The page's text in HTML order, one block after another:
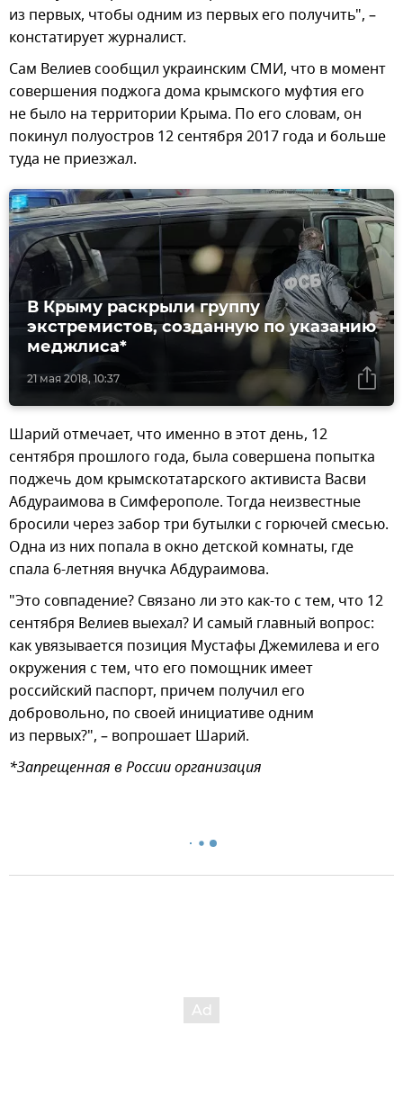
из первых, чтобы одним из первых его получить", –
констатирует журналист.
Сам Велиев сообщил украинским СМИ, что в момент
совершения поджога дома крымского муфтия его
не было на территории Крыма. По его словам, он
покинул полуостров 12 сентября 2017 года и больше
туда не приезжал.
21 мая 2018, 10:37
В Крыму раскрыли группу
экстремистов, созданную по указанию
меджлиса*
Шарий отмечает, что именно в этот день, 12
сентября прошлого года, была совершена попытка
поджечь дом крымскотатарского активиста Васви
Абдураимова в Симферополе. Тогда неизвестные
бросили через забор три бутылки с горючей смесью.
Одна из них попала в окно детской комнаты, где
спала 6-летняя внучка Абдураимова.
"Это совпадение? Связано ли это как-то с тем, что 12
сентября Велиев выехал? И самый главный вопрос:
как увязывается позиция Мустафы Джемилева и его
окружения с тем, что его помощник имеет
российский паспорт, причем получил его
добровольно, по своей инициативе одним
из первых?", – вопрошает Шарий.
*Запрещенная в России организация